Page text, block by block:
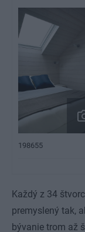
198655
Každý z 34
premyslený tak,
bývanie trom až